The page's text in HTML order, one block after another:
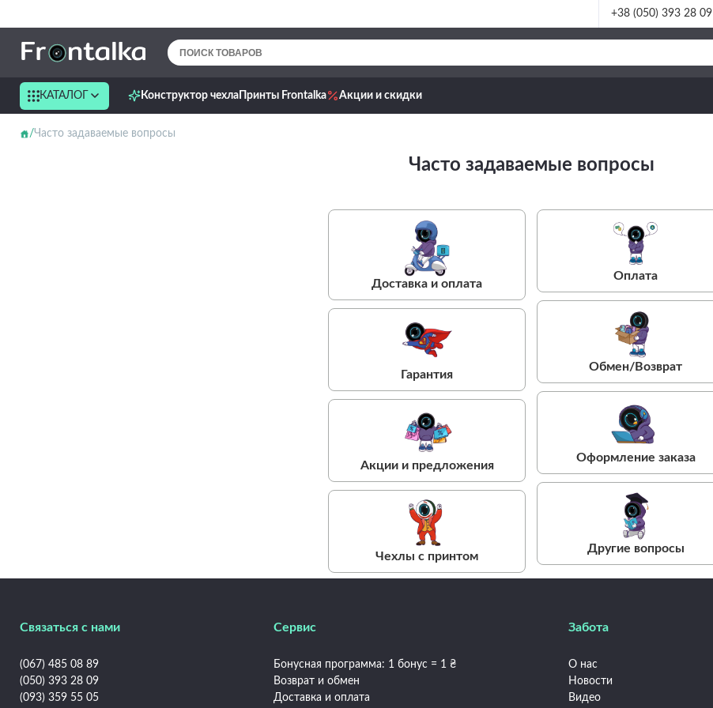
+38 (050) 393 28 09
КАТАЛОГ Конструктор чехла Принты Frontalka Акции и скидки
Часто задаваемые вопросы
Часто задаваемые вопросы
Доставка и оплата
Гарантия
Акции и предложения
Чехлы с принтом
Оплата
Обмен/Возврат
Оформление заказа
Другие вопросы
Связаться с нами
(067) 485 08 89
(050) 393 28 09
(093) 359 55 05
Сервис
Бонусная программа: 1 бонус = 1 ₴
Возврат и обмен
Доставка и оплата
Забота
О нас
Новости
Видео